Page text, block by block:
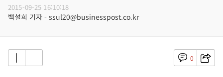
2015-09-25 16:10:18
백설희 기자 - ssul20@businesspost.co.kr
0